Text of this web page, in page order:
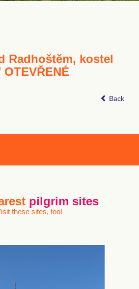
Radhoštěm, kostel
Back
pilgrim sites
these sites, too!